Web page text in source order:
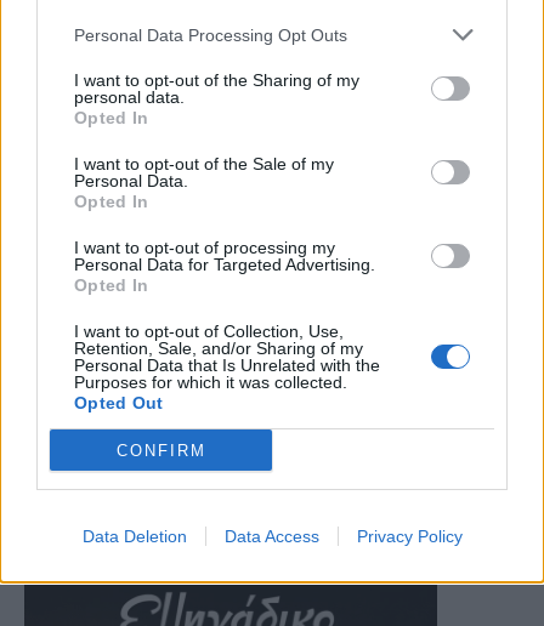
Personal Data Processing Opt Outs
I want to opt-out of the Sharing of my
personal data.
Opted In
I want to opt-out of the Sale of my
Personal Data.
Opted In
I want to opt-out of processing my
Personal Data for Targeted Advertising.
Opted In
I want to opt-out of Collection, Use,
Retention, Sale, and/or Sharing of my
Personal Data that Is Unrelated with the
Purposes for which it was collected.
Opted Out
CONFIRM
Data Deletion Data Access Privacy Policy